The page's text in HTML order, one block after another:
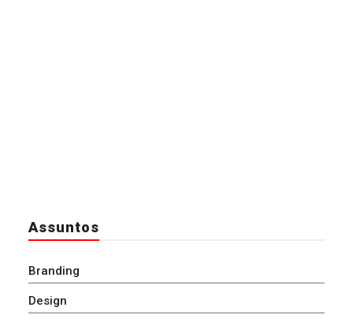
Assuntos
Branding
Design